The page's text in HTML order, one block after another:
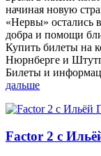
начиная новую
«Нервы» остались
добра и помощи
Купить билеты на
Нюрнберге и
Билеты и
дальше
Factor 2 с